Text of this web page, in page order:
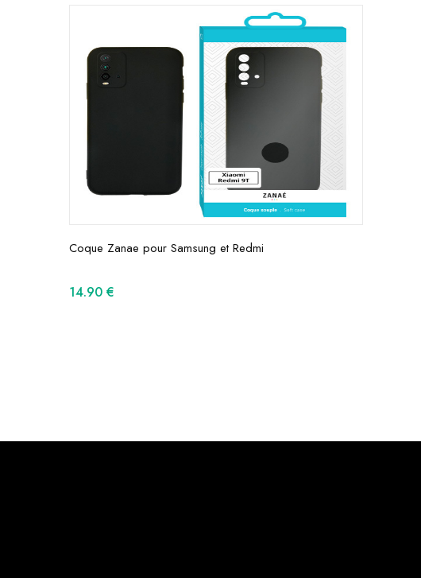
Coque Zanae pour Samsung et Redmi
14.90 €